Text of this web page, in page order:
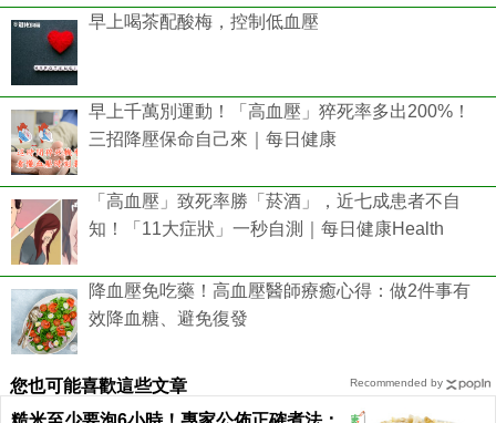
早上喝茶配酸梅，控制低血壓
早上千萬別運動！「高血壓」猝死率多出200%！
三招降壓保命自己來｜每日健康
「高血壓」致死率勝「菸酒」，近七成患者不自
知！「11大症狀」一秒自測｜每日健康Health
降血壓免吃藥！高血壓醫師療癒心得：做2件事有
效降血糖、避免復發
您也可能喜歡這些文章
Recommended by